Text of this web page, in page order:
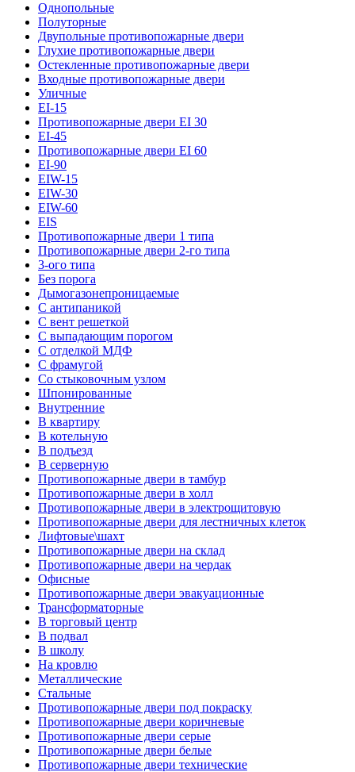
Однопольные
Полуторные
Двупольные противопожарные двери
Глухие противопожарные двери
Остекленные противопожарные двери
Входные противопожарные двери
Уличные
EI-15
Противопожарные двери EI 30
EI-45
Противопожарные двери EI 60
EI-90
EIW-15
EIW-30
EIW-60
EIS
Противопожарные двери 1 типа
Противопожарные двери 2-го типа
3-ого типа
Без порога
Дымогазонепроницаемые
С антипаникой
С вент решеткой
С выпадающим порогом
С отделкой МДФ
С фрамугой
Со стыковочным узлом
Шпонированные
Внутренние
В квартиру
В котельную
В подъезд
В серверную
Противопожарные двери в тамбур
Противопожарные двери в холл
Противопожарные двери в электрощитовую
Противопожарные двери для лестничных клеток
Лифтовые\шахт
Противопожарные двери на склад
Противопожарные двери на чердак
Офисные
Противопожарные двери эвакуационные
Трансформаторные
В торговый центр
В подвал
В школу
На кровлю
Металлические
Стальные
Противопожарные двери под покраску
Противопожарные двери коричневые
Противопожарные двери серые
Противопожарные двери белые
Противопожарные двери технические